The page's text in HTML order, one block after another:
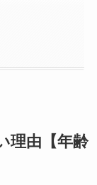
理由【年齢